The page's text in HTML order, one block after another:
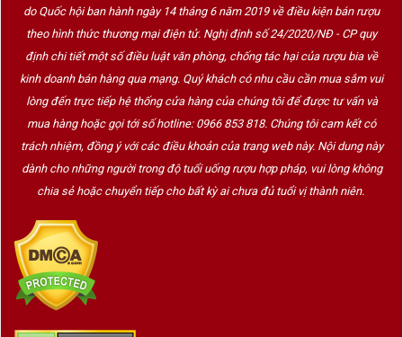
do Quốc hội ban hành ngày 14 tháng 6 năm 2019 về điều kiện bán rượu
theo hình thức thương mại điện tử. Nghị định số 24/2020/NĐ - CP quy
định chi tiết một số điều luật văn phòng, chống tác hại của rượu bia về
kinh doanh bán hàng qua mạng. Quý khách có nhu cầu cần mua sắm vui
lòng đến trực tiếp hệ thống cửa hàng của chúng tôi để được tư vấn và
mua hàng hoặc gọi tới số hotline: 0966 853 818. Chúng tôi cam kết có
trách nhiệm, đồng ý với các điều khoản của trang web này. Nội dung này
dành cho những người trong độ tuổi uống rượu hợp pháp, vui lòng không
chia sẻ hoặc chuyển tiếp cho bất kỳ ai chưa đủ tuổi vị thành niên.